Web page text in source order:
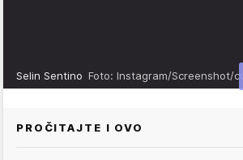
Selin Sentino Foto: Instagram/Screenshot/
PROČITAJTE I OVO